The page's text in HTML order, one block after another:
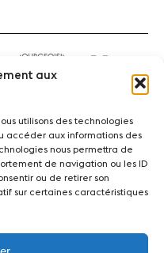
aux
utilisons des technologies
accéder aux informations des
nous permettra de
de navigation ou les ID
ou de retirer son
sur certaines caractéristiques
Médiation
Contact